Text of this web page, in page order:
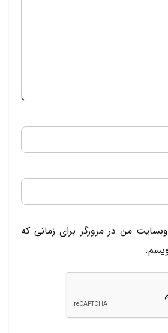
من در مرورگر برای زمانی که